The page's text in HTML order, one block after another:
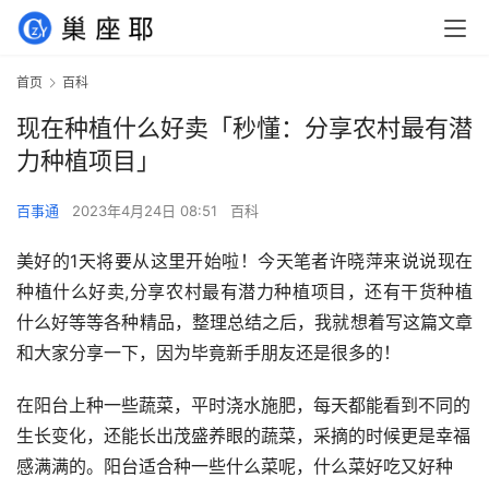
首页 百科
现在种植什么好卖「秒懂：分享农村最有潜
力种植项目」
百事通 2023年4月24日 08:51 百科
美好的1天将要从这里开始啦！今天笔者许晓萍来说说现在
种植什么好卖,分享农村最有潜力种植项目，还有干货种植
什么好等等各种精品，整理总结之后，我就想着写这篇文章
和大家分享一下，因为毕竟新手朋友还是很多的！
在阳台上种一些蔬菜，平时浇水施肥，每天都能看到不同的
生长变化，还能长出茂盛养眼的蔬菜，采摘的时候更是幸福
感满满的。阳台适合种一些什么菜呢，什么菜好吃又好种